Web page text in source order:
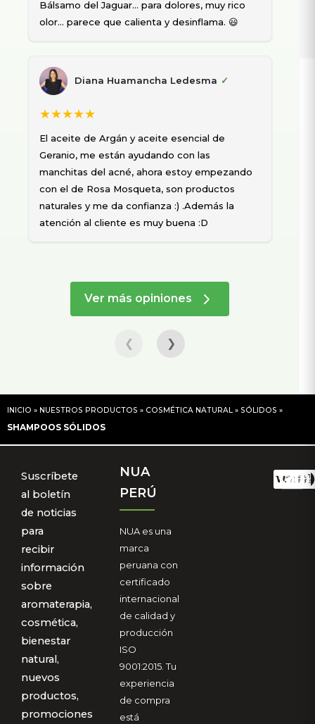
Bálsamo del Jaguar… para dolores, muy rico
olor… parece que calienta y desinflama. 😃
Diana Huamancha Ledesma ✓
★★★★★
El aceite de Argán y aceite esencial de
Geranio, me están ayudando con las
manchitas del acné, ahora estoy empezando
con el de Rosa Mosqueta, son productos
naturales y me da confianza :) .Además la
atención al cliente es muy buena :D
❮ ❯
Ver más opiniones
INICIO » NUESTROS PRODUCTOS » COSMÉTICA NATURAL » SÓLIDOS »
SHAMPOOS SÓLIDOS
Suscríbete
al boletín
de noticias
para
recibir
información
sobre
aromaterapia,
cosmética,
bienestar
natural,
nuevos
productos,
promociones
NUA
PERÚ
NUA es una
marca
peruana con
certificado
internacional
de calidad y
producción
ISO
9001:2015. Tu
experiencia
de compra
está